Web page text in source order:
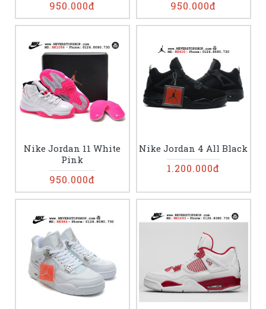
950.000đ 950.000đ
Nike Jordan 11 White
Pink
950.000đ
Nike Jordan 4 All Black
1.200.000đ